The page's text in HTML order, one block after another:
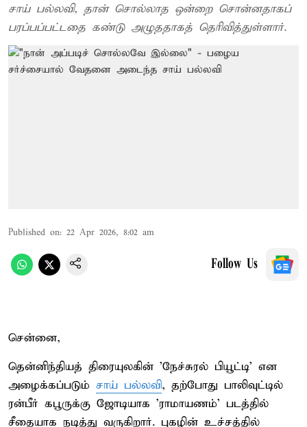
சாய் பல்லவி, தான் சொல்லாத ஒன்றை சொன்னதாகப்
பரப்பப்பட்டதை கண்டு அழுததாகத் தெரிவித்துள்ளார்.
Published on: 22 Apr 2026, 8:02 am
Follow Us
சென்னை,
தென்னிந்தியத் திரையுலகின் 'நேச்சுரல் பியூட்டி' என
அழைக்கப்படும் சாய் பல்லவி, தற்போது பாலிவுட்டில்
ரன்பீர் கபூருக்கு ஜோடியாக 'ராமாயணம்' படத்தில்
சீதையாக நடித்து வருகிறார். புகழின் உச்சத்தில்